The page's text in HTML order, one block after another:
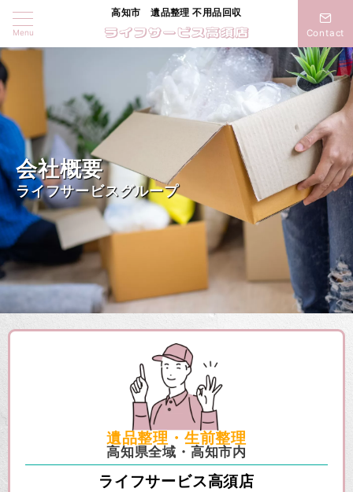
Menu
高知市 遺品整理 不用品回収
Contact
会社概要
ライフサービスグループ
遺品整理・生前整理
高知県全域・高知市内
ライフサービス高須店